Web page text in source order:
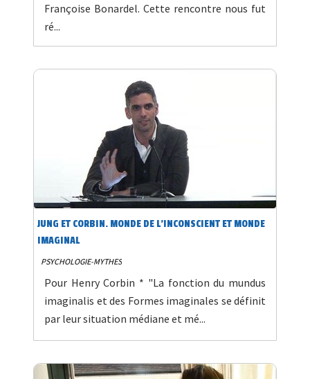
Françoise Bonardel. Cette rencontre nous fut
ré...
JUNG ET CORBIN. MONDE DE L'INCONSCIENT ET MONDE
IMAGINAL
PSYCHOLOGIE-MYTHES
Pour Henry Corbin * "La fonction du mundus
imaginalis et des Formes imaginales se définit
par leur situation médiane et mé...